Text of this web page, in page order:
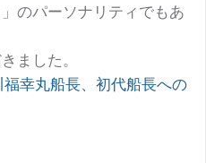
のパーソナリティでもあ
ました。
福幸丸船長、初代船長への